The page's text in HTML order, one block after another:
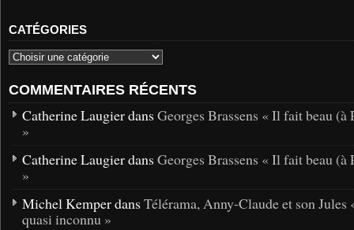
CATÉGORIES
COMMENTAIRES RÉCENTS
Catherine Laugier dans Georges Brassens « Il fait beau (à
»
Catherine Laugier dans Georges Brassens « Il fait beau (à
»
Michel Kemper dans Télérama, Anny-Claude et son Jules
quasi inconnu »